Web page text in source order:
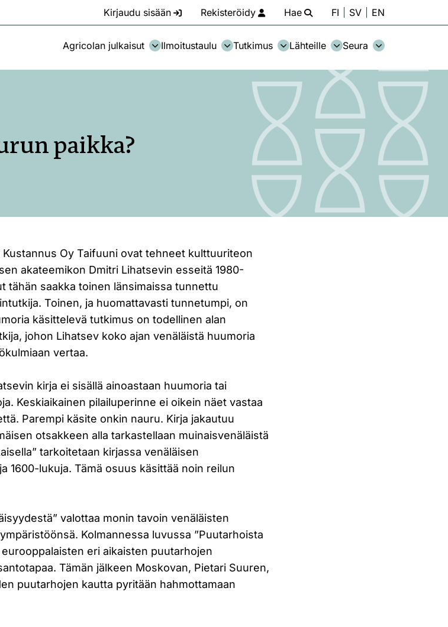
Kirjaudu sisään Rekisteröidy Hae FI SV EN
Agricolan julkaisut Ilmoitustaulu Tutkimus Lähteille Seura
paikka?
Oy Taifuuni ovat tehneet kulttuuriteon
akateemikon Dmitri Lihatsevin esseitä 1980-
tähän saakka toinen länsimaissa tunnettu
Toinen, ja huomattavasti tunnetumpi, on
käsittelevä tutkimus on todellinen alan
johon Lihatsev koko ajan venäläistä huumoria
vertaa.
kirja ei sisällä ainoastaan huumoria tai
Keskiaikainen pilailuperinne ei oikein näet vastaa
Parempi käsite onkin nauru. Kirja jakautuu
otsakkeen alla tarkastellaan muinaisvenäläistä
tarkoitetaan kirjassa venäläisen
1600-lukuja. Tämä osuus käsittää noin reilun
valottaa monin tavoin venäläisten
Kolmannessa luvussa ”Puutarhoista
eri aikaisten puutarhojen
Tämän jälkeen Moskovan, Pietari Suuren,
puutarhojen kautta pyritään hahmottamaan